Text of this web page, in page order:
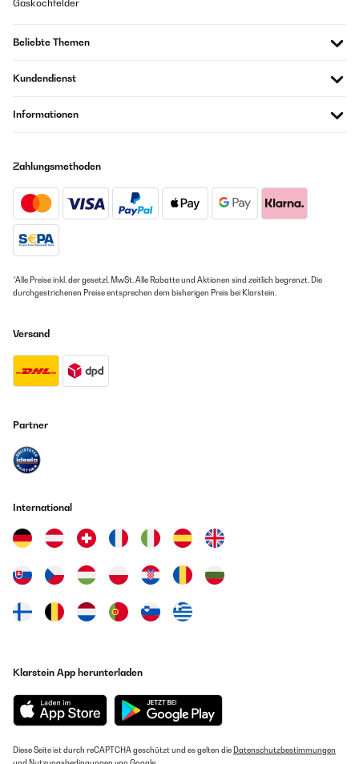
Gaskochfelder
Beliebte Themen
Kundendienst
Informationen
Zahlungsmethoden
*Alle Preise inkl. der gesetzl. MwSt. Alle Rabatte und Aktionen sind zeitlich begrenzt. Die
durchgestrichenen Preise entsprechen dem bisherigen Preis bei Klarstein.
Versand
Partner
International
Klarstein App herunterladen
Diese Seite ist durch reCAPTCHA geschützt und es gelten die Datenschutzbestimmungen